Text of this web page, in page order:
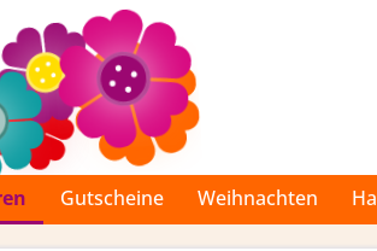
Gutscheine Weihnachten